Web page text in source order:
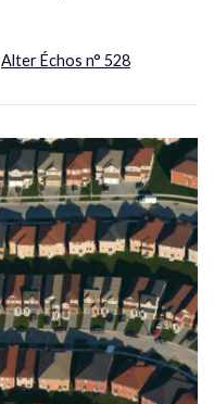
Alter Échos n° 528